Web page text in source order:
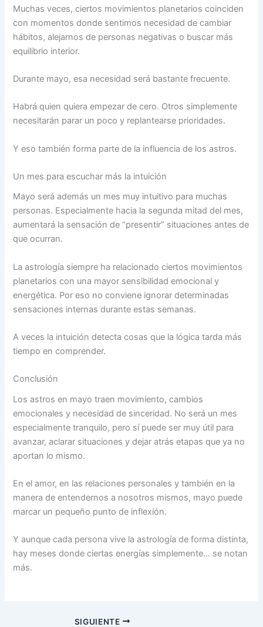
Muchas veces, ciertos movimientos planetarios coinciden
con momentos donde sentimos necesidad de cambiar
hábitos, alejarnos de personas negativas o buscar más
equilibrio interior.
Durante mayo, esa necesidad será bastante frecuente.
Habrá quien quiera empezar de cero. Otros simplemente
necesitarán parar un poco y replantearse prioridades.
Y eso también forma parte de la influencia de los astros.
Un mes para escuchar más la intuición
Mayo será además un mes muy intuitivo para muchas
personas. Especialmente hacia la segunda mitad del mes,
aumentará la sensación de “presentir” situaciones antes de
que ocurran.
La astrología siempre ha relacionado ciertos movimientos
planetarios con una mayor sensibilidad emocional y
energética. Por eso no conviene ignorar determinadas
sensaciones internas durante estas semanas.
A veces la intuición detecta cosas que la lógica tarda más
tiempo en comprender.
Conclusión
Los astros en mayo traen movimiento, cambios
emocionales y necesidad de sinceridad. No será un mes
especialmente tranquilo, pero sí puede ser muy útil para
avanzar, aclarar situaciones y dejar atrás etapas que ya no
aportan lo mismo.
En el amor, en las relaciones personales y también en la
manera de entendernos a nosotros mismos, mayo puede
marcar un pequeño punto de inflexión.
Y aunque cada persona vive la astrología de forma distinta,
hay meses donde ciertas energías simplemente… se notan
más.
SIGUIENTE